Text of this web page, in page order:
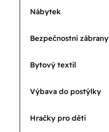
Nábytek
Bezpečnostní zábrany
Bytový textil
Výbava do postýlky
Hračky pro děti